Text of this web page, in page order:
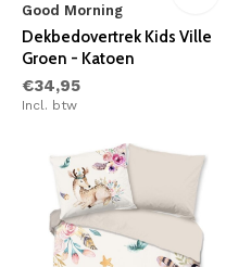
Good Morning
Dekbedovertrek Kids Ville
Groen - Katoen
€34,95
Incl. btw